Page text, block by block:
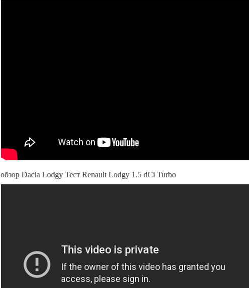
обзор Dacia Lodgy Тест Renault Lodgy 1.5 dCi Turbo